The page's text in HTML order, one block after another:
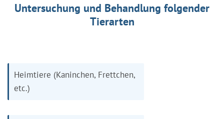
Untersuchung und Behandlung folgender
Tierarten
Heimtiere (Kaninchen, Frettchen,
etc.)